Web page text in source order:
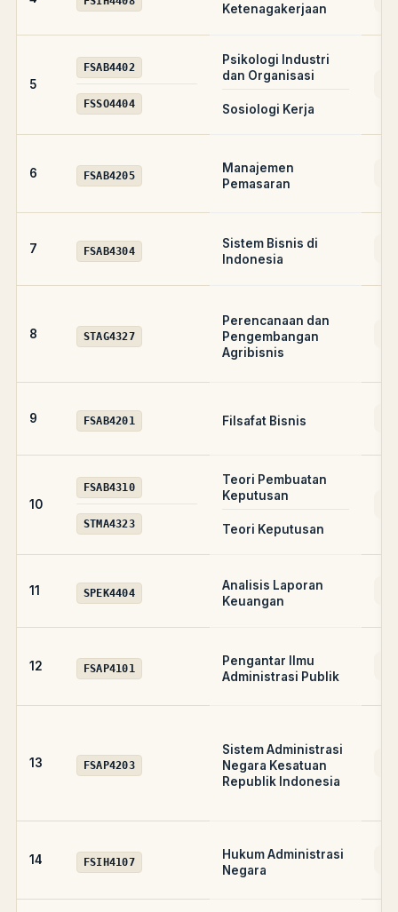
Ketenagakerjaan
5
FSAB4402
FSSO4404
Psikologi Industri
dan Organisasi
Sosiologi Kerja
6 FSAB4205
Manajemen
Pemasaran
7 FSAB4304
Sistem Bisnis di
Indonesia
8 STAG4327
Perencanaan dan
Pengembangan
Agribisnis
9 FSAB4201 Filsafat Bisnis
10
FSAB4310
STMA4323
Teori Pembuatan
Keputusan
Teori Keputusan
11 SPEK4404
Analisis Laporan
Keuangan
12 FSAP4101
Pengantar Ilmu
Administrasi Publik
13 FSAP4203
Sistem Administrasi
Negara Kesatuan
Republik Indonesia
14 FSIH4107
Hukum Administrasi
Negara